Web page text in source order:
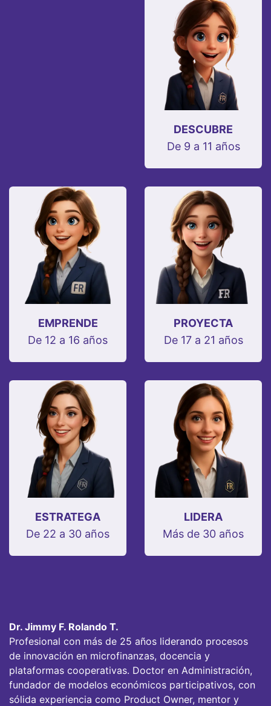
DESCUBRE
De 9 a 11 años
EMPRENDE
De 12 a 16 años
PROYECTA
De 17 a 21 años
ESTRATEGA
De 22 a 30 años
LIDERA
Más de 30 años
Dr. Jimmy F. Rolando T.
Profesional con más de 25 años liderando procesos
de innovación en microfinanzas, docencia y
plataformas cooperativas. Doctor en Administración,
fundador de modelos económicos participativos, con
sólida experiencia como Product Owner, mentor y